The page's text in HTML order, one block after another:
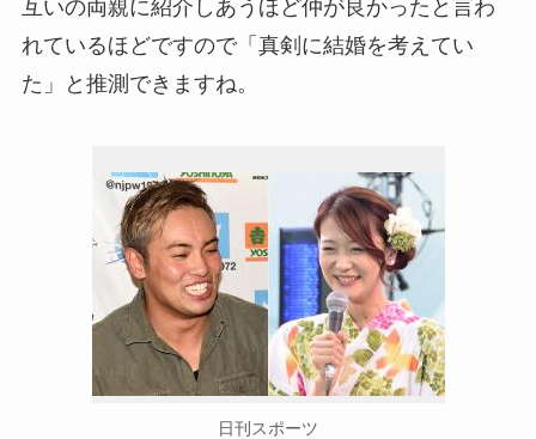
互いの両親に紹介しあうほど仲が良かったと言わ
れているほどですので「真剣に結婚を考えてい
た」と推測できますね。
日刊スポーツ